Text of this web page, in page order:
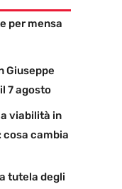
per mensa
Giuseppe
7 agosto
viabilità in
cosa cambia
tutela degli